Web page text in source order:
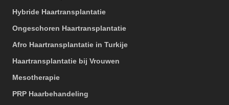
Hybride Haartransplantatie
Ongeschoren Haartransplantatie
Afro Haartransplantatie in Turkije
Haartransplantatie bij Vrouwen
Mesotherapie
PRP Haarbehandeling